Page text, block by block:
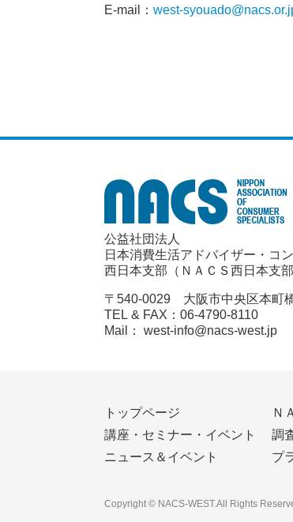
E-mail： west-
公益社団法人
日本消費生活アドバイザー・コ
西日本支部（ＮＡＣＳ西日本支部
〒540-0029 大阪市中央区本町
TEL & FAX：06-4790-8110
Mail： west-info@nacs-west.jp
トップページ Ｎ
講座・セミナー・イベント
調
ニュース＆イベント
プ
Copyright © NACS-WEST.All Rights